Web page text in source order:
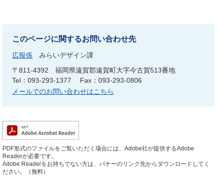
このページに関するお問い合わせ先
広報係
みらいデザイン課
〒811-4392
福岡県遠賀郡遠賀町大字今古賀513番地
Tel：093-293-1377
Fax：093-293-0806
メールでのお問い合わせはこちら
PDF形式のファイルをご覧いただく場合には、Adobe社が提供するAdobe
Readerが必要です。
Adobe Readerをお持ちでない方は、バナーのリンク先からダウンロードしてく
ださい。（無料）